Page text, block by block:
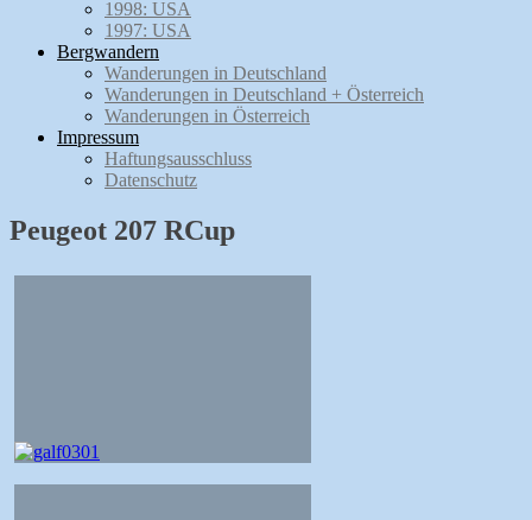
1998: USA
1997: USA
Bergwandern
Wanderungen in Deutschland
Wanderungen in Deutschland + Österreich
Wanderungen in Österreich
Impressum
Haftungsausschluss
Datenschutz
Peugeot 207 RCup